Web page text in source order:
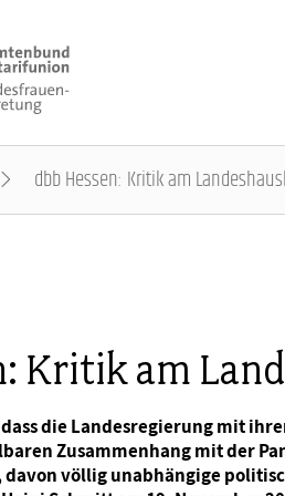
dbb Hessen: Kritik am
Kritik am
die Landesregierung mit
Zusammenhang mit der
völlig unabhängige